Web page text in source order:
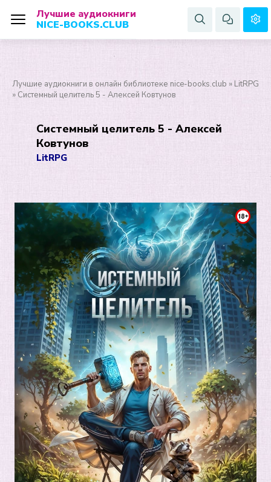
Лучшие аудиокниги
NICE-BOOKS.CLUB
Лучшие аудиокниги в онлайн библиотеке nice-books.club » LitRPG
» Системный целитель 5 - Алексей Ковтунов
Системный целитель 5 - Алексей
Ковтунов
LitRPG